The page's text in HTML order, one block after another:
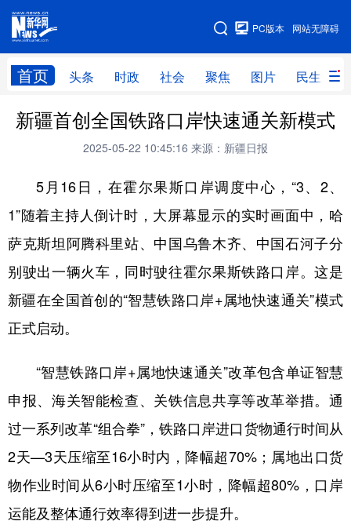
网站无障碍
PC版本
首页 头条 时政 社会 聚焦 图片 民生
网站地图
头条 时政 社会 聚焦
民生 访谈
访惠聚 专题 服务 援疆
云游新疆 云端悦读 云看书画 光影新疆
人事频道 融媒体联播 廉政频道 新华视角看新疆
地方频道
辽宁 吉林 上海 江苏
浙江 安徽 福建 江西
广东 广西 海南 重庆
四川 贵州 云南
新疆首创全国铁路口岸快速通关新模式
2025-05-22 10:45:16 来源：新疆日报
5月16日，在霍尔果斯口岸调度中心，“3、2、
1”随着主持人倒计时，大屏幕显示的实时画面中，哈
萨克斯坦阿腾科里站、中国乌鲁木齐、中国石河子分
别驶出一辆火车，同时驶往霍尔果斯铁路口岸。这是
新疆在全国首创的“智慧铁路口岸+属地快速通关”模式
正式启动。
“智慧铁路口岸+属地快速通关”改革包含单证智慧
申报、海关智能检查、关铁信息共享等改革举措。通
过一系列改革“组合拳”，铁路口岸进口货物通行时间从
2天—3天压缩至16小时内，降幅超70%；属地出口货
物作业时间从6小时压缩至1小时，降幅超80%，口岸
运能及整体通行效率得到进一步提升。